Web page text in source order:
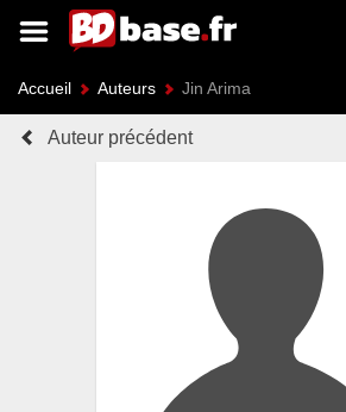
Accueil Auteurs Jin Arima
Auteur précédent